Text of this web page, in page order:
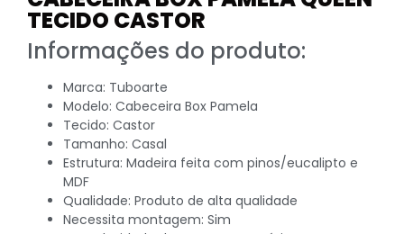
TECIDO CASTOR
Informações do produto:
Marca: Tuboarte
Modelo: Cabeceira Box Pamela
Tecido: Castor
Tamanho: Casal
Estrutura: Madeira feita com pinos/eucalipto e
MDF
Qualidade: Produto de alta qualidade
Necessita montagem: Sim